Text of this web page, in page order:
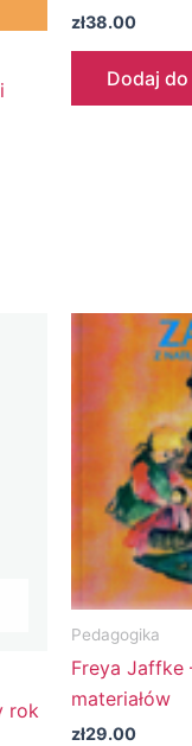
zł38.00
Dodaj
rok
Pedagogika
Freya Jaffke
materiałów
zł29.00